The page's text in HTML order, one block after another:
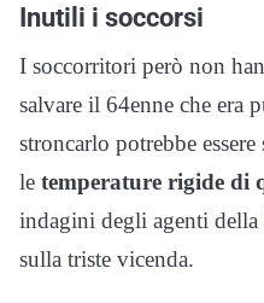
Inutili i soccorsi
I soccorritori però non
salvare il 64enne che era
stroncarlo potrebbe essere
le temperature rigide di
indagini degli agenti
sulla triste vicenda.